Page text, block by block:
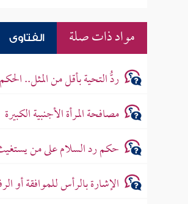
مواد ذات صلة الفتاوى
ردُّ التحية بأقل من المثل..
مصافحة المرأة الأجنبية الكبيرة
حكم رد السلام على من
الإشارة بالرأس للموافقة أو